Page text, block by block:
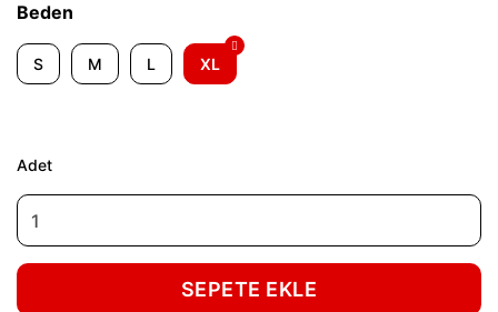
Beden
S M L XL
Adet
SEPETE EKLE